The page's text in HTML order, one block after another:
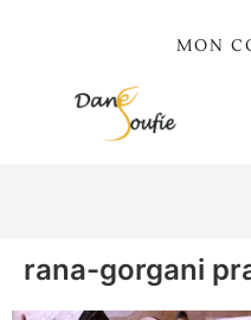
MON
rana-gorgani